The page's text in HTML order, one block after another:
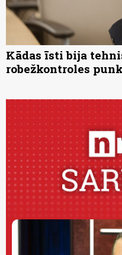
Kādas īsti bija
robežkontroles